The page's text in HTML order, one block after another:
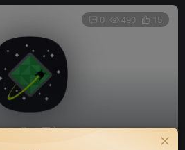
32位 正文
0 490 15